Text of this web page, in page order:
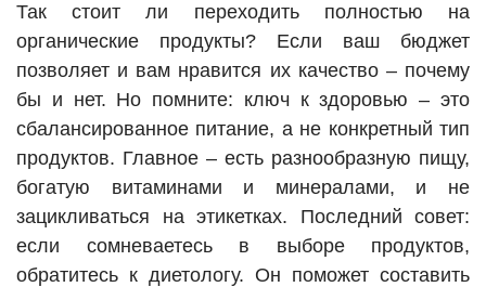
Так стоит ли переходить полностью на
органические продукты? Если ваш бюджет
позволяет и вам нравится их качество – почему
бы и нет. Но помните: ключ к здоровью – это
сбалансированное питание, а не конкретный тип
продуктов. Главное – есть разнообразную пищу,
богатую витаминами и минералами, и не
зацикливаться на этикетках. Последний совет:
если сомневаетесь в выборе продуктов,
обратитесь к диетологу. Он поможет составить